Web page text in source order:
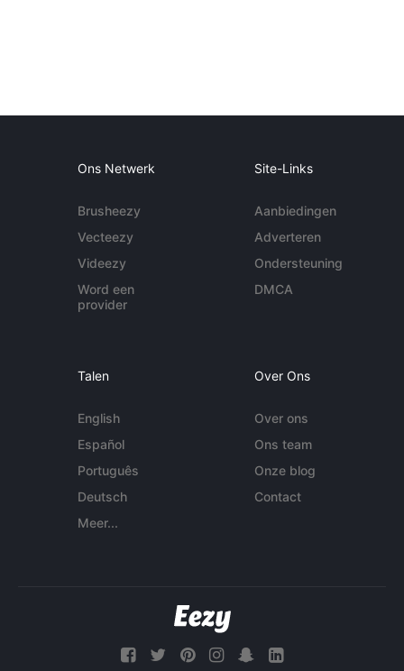
Ons Netwerk
Brusheezy
Vecteezy
Videezy
Word een
provider
Site-Links
Aanbiedingen
Adverteren
Ondersteuning
DMCA
Talen
English
Español
Português
Deutsch
Meer...
Over Ons
Over ons
Ons team
Onze blog
Contact